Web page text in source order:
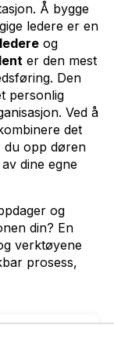
Å bygge
ledere er en
og
er den mest
Den
personlig
Ved å
det
du opp døren
dine egne
og
din? En
verktøyene
prosess,